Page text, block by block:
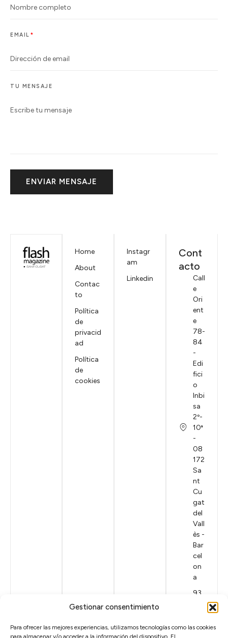
Gestionar consentimiento
Para ofrecer las mejores experiencias, utilizamos tecnologías como las cookies
para almacenar y/o acceder a la información del dispositivo. El
EMAIL
TU MENSAJE
ENVIAR MENSAJE
Home
About
Contac
to
Política
de
privacid
ad
Política
de
cookies
Instagr
am
Linkedin
Cont
acto
Call
e
Ori
ent
e
78-
84
-
Edi
fici
o
Inbi
sa
2º-
10ª
-
08
172
Sa
nt
Cu
gat
del
Vall
ès -
Bar
cel
on
a
93
89